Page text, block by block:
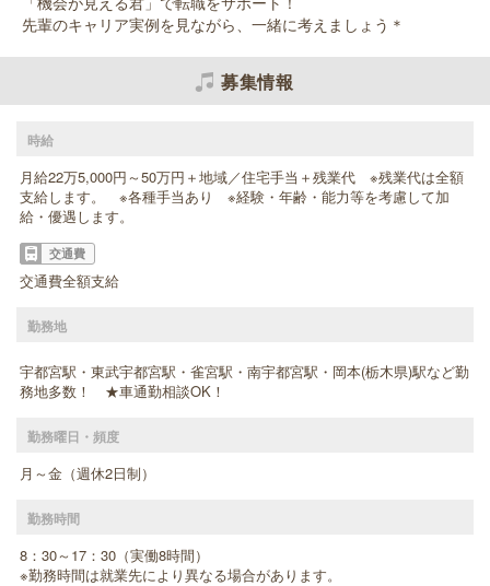
先輩のキャリア実例を見ながら、一緒に考えましょう＊
募集情報
時給
月給22万5,000円～50万円＋地域／住宅手当＋残業代 ※残業代は全額
支給します。 ※各種手当あり ※経験・年齢・能力等を考慮して加
給・優遇します。
交通費
交通費全額支給
勤務地
宇都宮駅・東武宇都宮駅・雀宮駅・南宇都宮駅・岡本(栃木県)駅など勤
務地多数！ ★車通勤相談OK！
勤務曜日・頻度
月～金（週休2日制）
勤務時間
8：30～17：30（実働8時間）
※勤務時間は就業先により異なる場合があります。